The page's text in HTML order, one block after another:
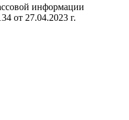
информации
от 27.04.2023 г.